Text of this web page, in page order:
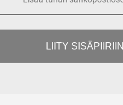
LIITY SISÄPIIRIIN